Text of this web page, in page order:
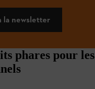
la newsletter
phares pour les